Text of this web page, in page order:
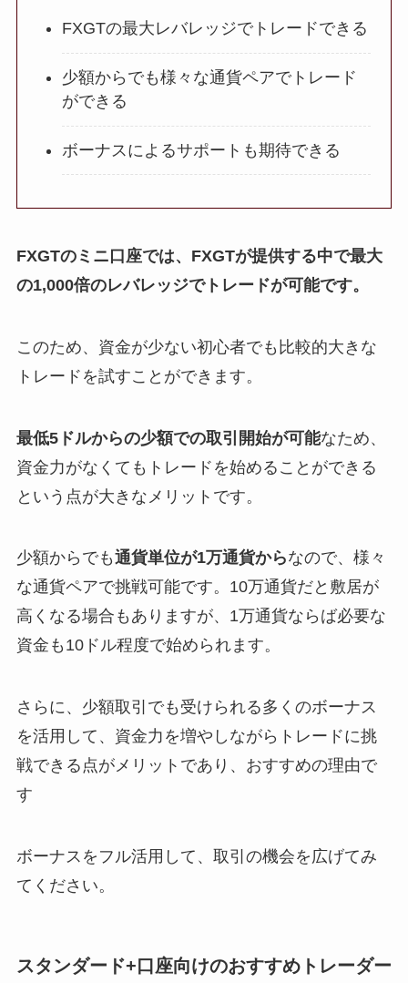
FXGTの最大レバレッジでトレードできる
少額からでも様々な通貨ペアでトレード
ができる
ボーナスによるサポートも期待できる
FXGTのミニ口座では、FXGTが提供する中で最大
の1,000倍のレバレッジでトレードが可能です。
このため、資金が少ない初心者でも比較的大きな
トレードを試すことができます。
最低5ドルからの少額での取引開始が可能なため、
資金力がなくてもトレードを始めることができる
という点が大きなメリットです。
少額からでも通貨単位が1万通貨からなので、様々
な通貨ペアで挑戦可能です。10万通貨だと敷居が
高くなる場合もありますが、1万通貨ならば必要な
資金も10ドル程度で始められます。
さらに、少額取引でも受けられる多くのボーナス
を活用して、資金力を増やしながらトレードに挑
戦できる点がメリットであり、おすすめの理由で
す
ボーナスをフル活用して、取引の機会を広げてみ
てください。
スタンダード+口座向けのおすすめトレーダー